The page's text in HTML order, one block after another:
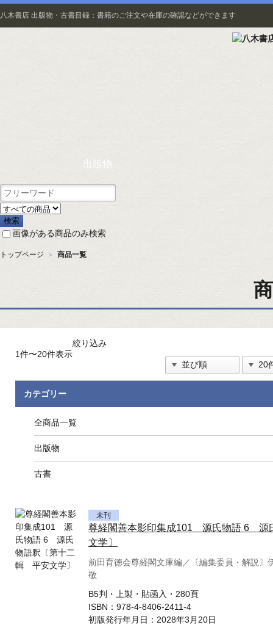
八木書店 出版物・古書目録：書籍のご注文や在庫の確認などができます
出版物
画像がある商品のみ検索
トップページ ＞ 商品一覧
1件〜20件表示
絞り込み
カテゴリー
全商品一覧
出版物
古書
未刊
尊経閣善本影印集成101 源氏物語 6 源
文学〕
前田育徳会尊経閣文庫編／〔編集委員・解説〕
敬
B5判・上製・貼函入・280頁
ISBN： 978-4-8406-2411-4
初版発行年月日： 2028年3月20日